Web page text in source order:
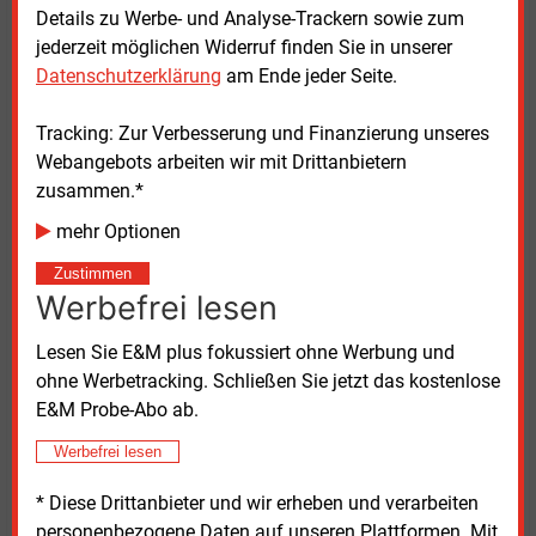
Details zu Werbe- und Analyse-Trackern sowie zum
jederzeit möglichen Widerruf finden Sie in unserer
Datenschutzerklärung am Ende jeder Seite.
Tracking: Zur Verbesserung und Finanzierung unseres
Webangebots arbeiten wir mit Drittanbietern
zusammen.*
mehr Optionen
Zustimmen
Werbefrei lesen
Lesen Sie E&M plus fokussiert ohne Werbung und
ohne Werbetracking. Schließen Sie jetzt das kostenlose
E&M Probe-Abo ab.
Werbefrei lesen
* Diese Drittanbieter und wir erheben und verarbeiten
personenbezogene Daten auf unseren Plattformen. Mit
lassen“, meint dazu Lohse.
„Es fehlt der Anreiz für die nachgewiesene
Megawattstunde“
Nach der Analyse des Bafa ist vor allem aufseiten der
Nachfrage immer noch sehr viel Zurückhaltung zu
Ansprache und Aufklärung, zum Beispiel durch
Informationskampagnen. Das sieht auch Lohse vom
Deneff EDL Hub so und ergänzt: „Auch die Politik
braucht gezieltere Informationen über den Markt und
seine Akteure.“ Dafür bringt der Hub den Markt und
Branchentreffs, Updates zu wichtigen Themen oder